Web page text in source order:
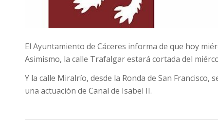
El Ayuntamiento de Cáceres informa de que hoy
Asimismo, la calle Trafalgar estará cortada del
Y la calle Miralrío, desde la Ronda de San Francisco,
una actuación de Canal de Isabel II.